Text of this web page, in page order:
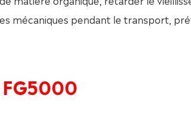
mécaniques pendant le transport,